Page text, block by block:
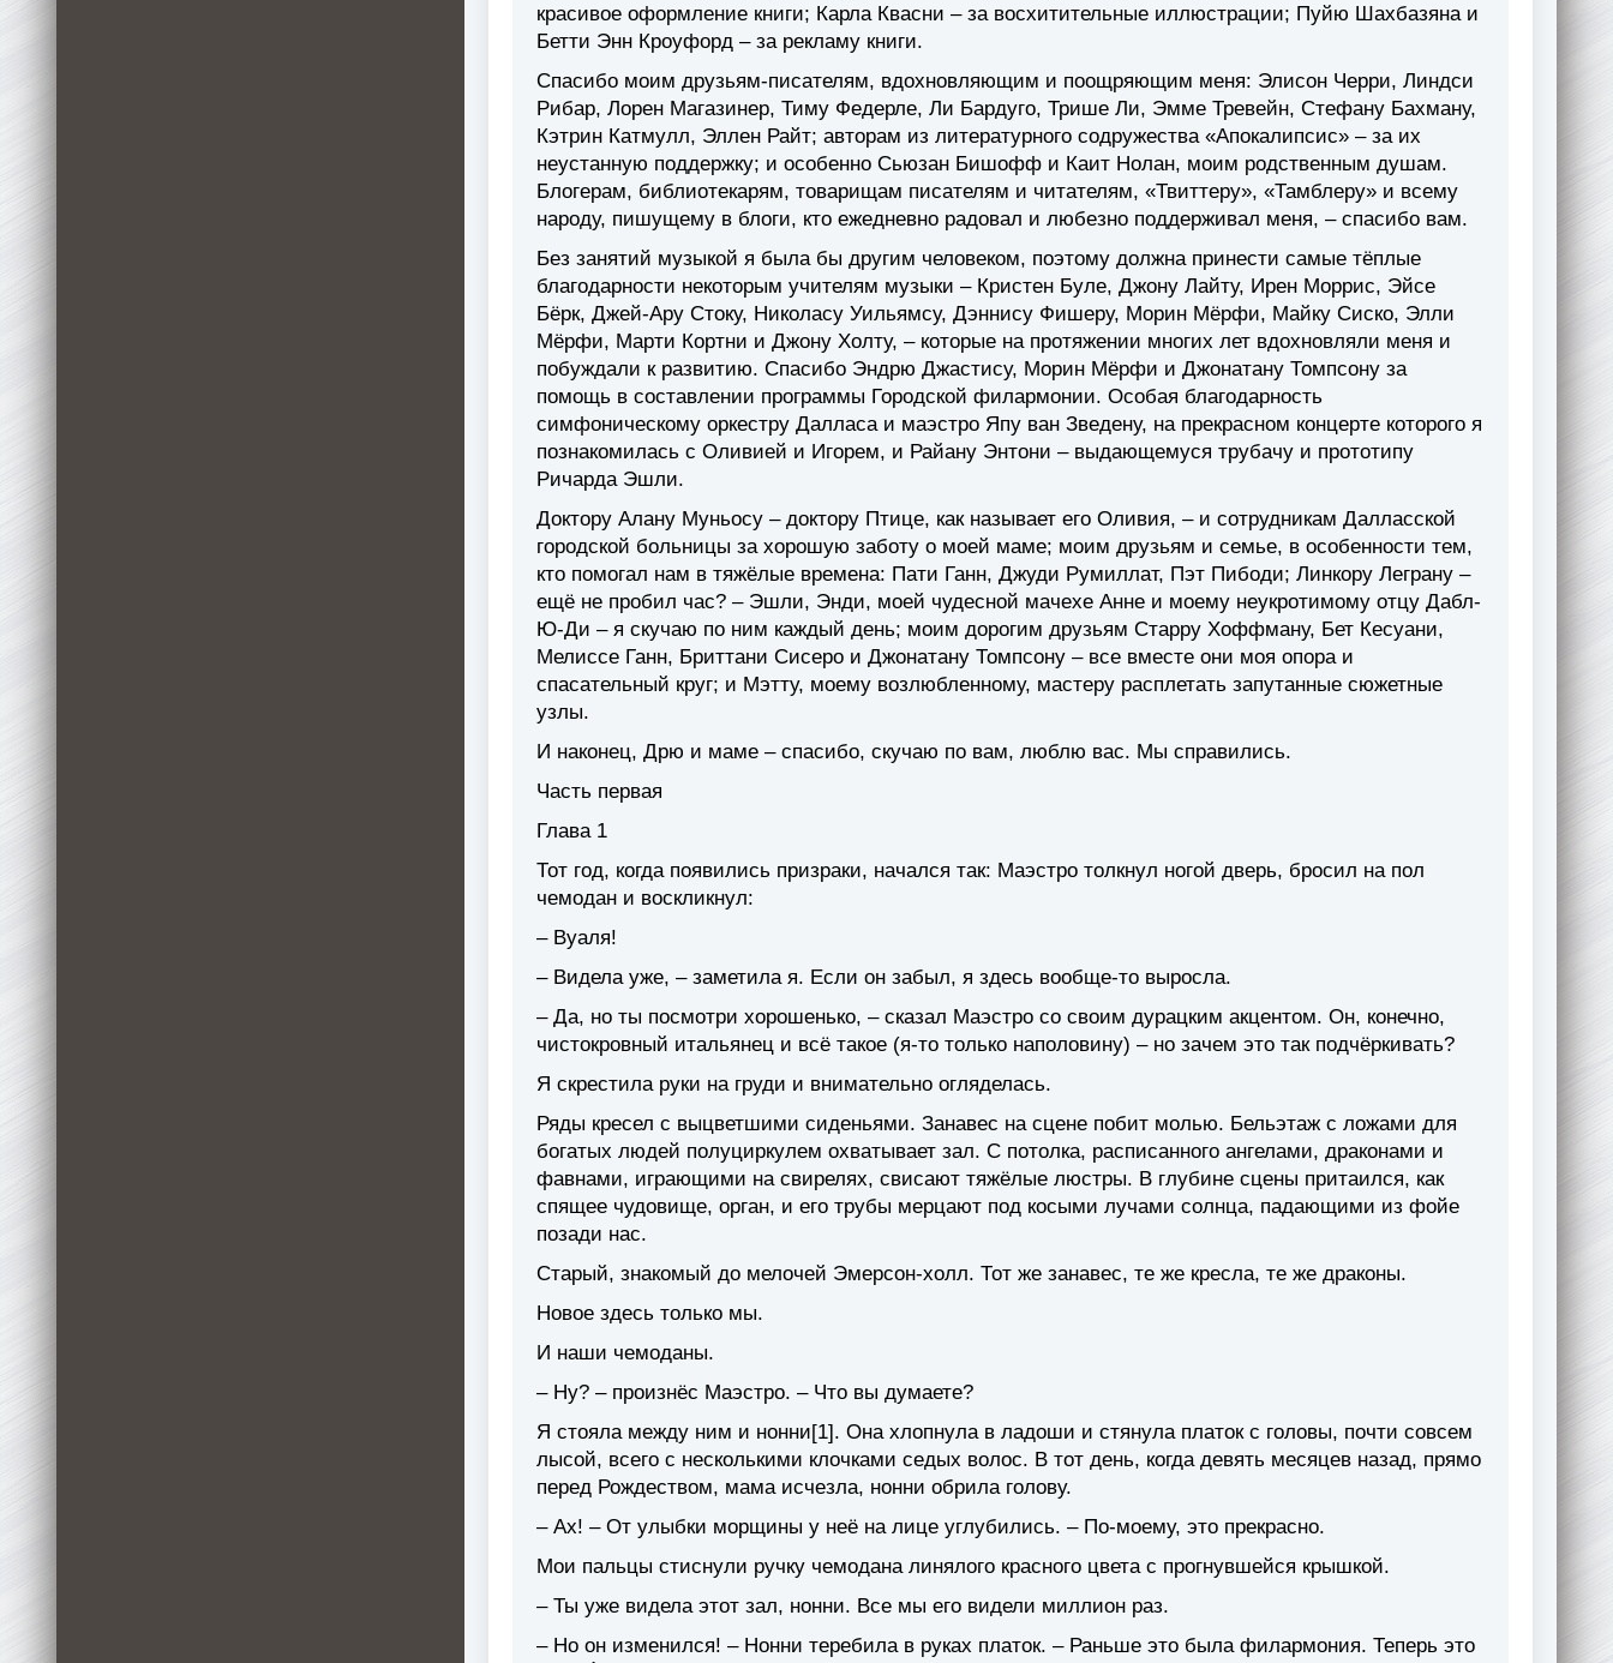
красивое оформление книги; Карла Квасни – за восхитительные иллюстрации; Пуйю Шахбазяна и
Бетти Энн Кроуфорд – за рекламу книги.
Спасибо моим друзьям-писателям, вдохновляющим и поощряющим меня: Элисон Черри, Линдси
Рибар, Лорен Магазинер, Тиму Федерле, Ли Бардуго, Трише Ли, Эмме Тревейн, Стефану Бахману,
Кэтрин Катмулл, Эллен Райт; авторам из литературного содружества «Апокалипсис» – за их
неустанную поддержку; и особенно Сьюзан Бишофф и Каит Нолан, моим родственным душам.
Блогерам, библиотекарям, товарищам писателям и читателям, «Твиттеру», «Тамблеру» и всему
народу, пишущему в блоги, кто ежедневно радовал и любезно поддерживал меня, – спасибо вам.
Без занятий музыкой я была бы другим человеком, поэтому должна принести самые тёплые
благодарности некоторым учителям музыки – Кристен Буле, Джону Лайту, Ирен Моррис, Эйсе
Бёрк, Джей-Ару Стоку, Николасу Уильямсу, Дэннису Фишеру, Морин Мёрфи, Майку Сиско, Элли
Мёрфи, Марти Кортни и Джону Холту, – которые на протяжении многих лет вдохновляли меня и
побуждали к развитию. Спасибо Эндрю Джастису, Морин Мёрфи и Джонатану Томпсону за
помощь в составлении программы Городской филармонии. Особая благодарность
симфоническому оркестру Далласа и маэстро Япу ван Зведену, на прекрасном концерте которого я
познакомилась с Оливией и Игорем, и Райану Энтони – выдающемуся трубачу и прототипу
Ричарда Эшли.
Доктору Алану Муньосу – доктору Птице, как называет его Оливия, – и сотрудникам Далласской
городской больницы за хорошую заботу о моей маме; моим друзьям и семье, в особенности тем,
кто помогал нам в тяжёлые времена: Пати Ганн, Джуди Румиллат, Пэт Пибоди; Линкору Леграну –
ещё не пробил час? – Эшли, Энди, моей чудесной мачехе Анне и моему неукротимому отцу Дабл-
Ю-Ди – я скучаю по ним каждый день; моим дорогим друзьям Старру Хоффману, Бет Кесуани,
Мелиссе Ганн, Бриттани Сисеро и Джонатану Томпсону – все вместе они моя опора и
спасательный круг; и Мэтту, моему возлюбленному, мастеру расплетать запутанные сюжетные
узлы.
И наконец, Дрю и маме – спасибо, скучаю по вам, люблю вас. Мы справились.
Часть первая
Глава 1
Тот год, когда появились призраки, начался так: Маэстро толкнул ногой дверь, бросил на пол
чемодан и воскликнул:
– Вуаля!
– Видела уже, – заметила я. Если он забыл, я здесь вообще-то выросла.
– Да, но ты посмотри хорошенько, – сказал Маэстро со своим дурацким акцентом. Он, конечно,
чистокровный итальянец и всё такое (я-то только наполовину) – но зачем это так подчёркивать?
Я скрестила руки на груди и внимательно огляделась.
Ряды кресел с выцветшими сиденьями. Занавес на сцене побит молью. Бельэтаж с ложами для
богатых людей полуциркулем охватывает зал. С потолка, расписанного ангелами, драконами и
фавнами, играющими на свирелях, свисают тяжёлые люстры. В глубине сцены притаился, как
спящее чудовище, орган, и его трубы мерцают под косыми лучами солнца, падающими из фойе
позади нас.
Старый, знакомый до мелочей Эмерсон-холл. Тот же занавес, те же кресла, те же драконы.
Новое здесь только мы.
И наши чемоданы.
– Ну? – произнёс Маэстро. – Что вы думаете?
Я стояла между ним и нонни[1]. Она хлопнула в ладоши и стянула платок с головы, почти совсем
лысой, всего с несколькими клочками седых волос. В тот день, когда девять месяцев назад, прямо
перед Рождеством, мама исчезла, нонни обрила голову.
– Ах! – От улыбки морщины у неё на лице углубились. – По-моему, это прекрасно.
Мои пальцы стиснули ручку чемодана линялого красного цвета с прогнувшейся крышкой.
– Ты уже видела этот зал, нонни. Все мы его видели миллион раз.
– Но он изменился! – Нонни теребила в руках платок. – Раньше это была филармония. Теперь это